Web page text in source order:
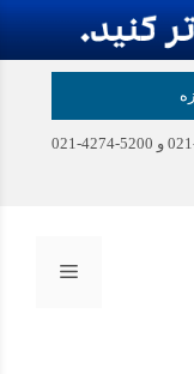
و 5200-4274-021
فهرست